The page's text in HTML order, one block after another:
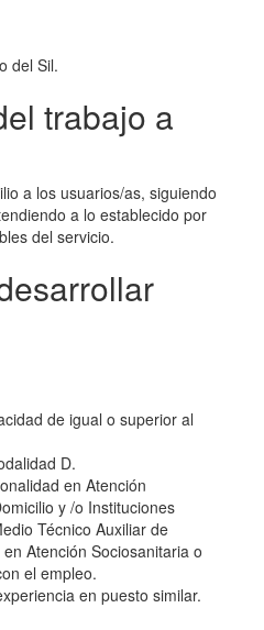
del Sil.
trabajo a
a los usuarios/as, siguiendo
a lo establecido por
del servicio.
de igual o superior al
D.
en Atención
y /o Instituciones
Técnico Auxiliar de
Atención Sociosanitaria o
el empleo.
en puesto similar.